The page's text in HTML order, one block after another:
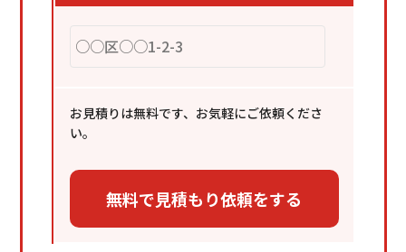
お見積りは無料です、お気軽にご依頼くださ
い。